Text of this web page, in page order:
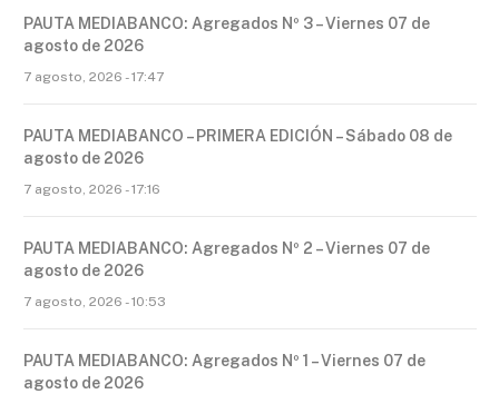
PAUTA MEDIABANCO: Agregados Nº 3 – Viernes 07 de
agosto de 2026
7 agosto, 2026 - 17:47
PAUTA MEDIABANCO – PRIMERA EDICIÓN – Sábado 08 de
agosto de 2026
7 agosto, 2026 - 17:16
PAUTA MEDIABANCO: Agregados Nº 2 – Viernes 07 de
agosto de 2026
7 agosto, 2026 - 10:53
PAUTA MEDIABANCO: Agregados Nº 1 – Viernes 07 de
agosto de 2026